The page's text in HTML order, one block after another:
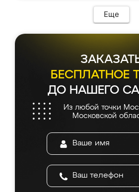
мебель сразу встала на свое
каких-либо доработок.
довольна, все выглядит
Еще
БЕСПЛАТНОЕ
ДО НАШЕГО
Из любой точки
Московской